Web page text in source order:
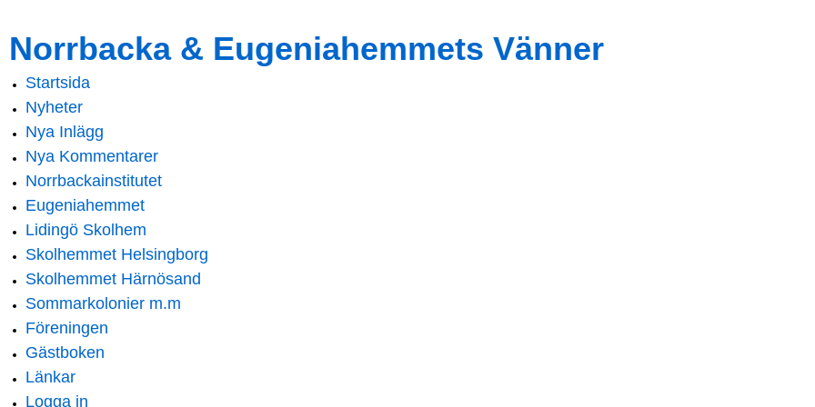
main
content
navigation
Norrbacka & Eugeniahemmets Vänner
Main menu
Startsida
Nyheter
Nya Inlägg
Nya Kommentarer
Norrbackainstitutet
Eugeniahemmet
Lidingö Skolhem
Skolhemmet Helsingborg
Skolhemmet Härnösand
Sommarkolonier m.m
Föreningen
Gästboken
Länkar
Logga in